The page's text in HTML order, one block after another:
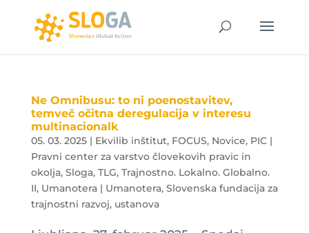
Ne Omnibusu: to ni poenostavitev,
temveč očitna deregulacija v interesu
multinacionalk
05. 03. 2025| Ekvilib inštitut, FOCUS, Novice, PIC |
Pravni center za varstvo človekovih pravic in
okolja, Sloga, TLG, Trajnostno. Lokalno. Globalno.
II, Umanotera | Umanotera, Slovenska fundacija za
trajnostni razvoj, ustanova